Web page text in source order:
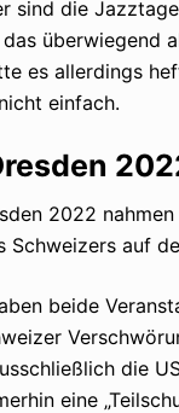
sind die
überwiegend
es allerdings
einfach.
2022
Schweizers auf
beide
die
eine